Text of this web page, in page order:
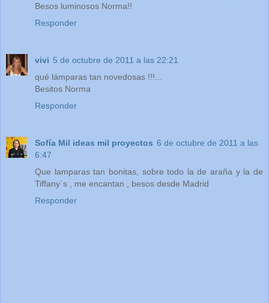
Besos luminosos Norma!!
Responder
vivi 5 de octubre de 2011 a las 22:21
qué lámparas tan novedosas !!!...
Besitos Norma
Responder
Sofía Mil ideas mil proyectos 6 de octubre de 2011 a las
6:47
Que lamparas tan bonitas, sobre todo la de araña y la de
Tiffany´s , me encantan , besos desde Madrid
Responder